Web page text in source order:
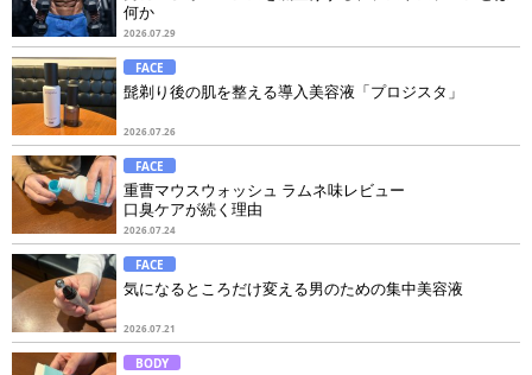
何か
低下の原因と高める習慣
2026.07.29
FACE
髭剃り後の肌を整える導入美容液「プロジスタ」
2026.07.26
FACE
重曹マウスウォッシュ ラムネ味レビュー
口臭ケアが続く理由
2026.07.24
FACE
気になるところだけ変える男のための集中美容液
2026.07.21
BODY